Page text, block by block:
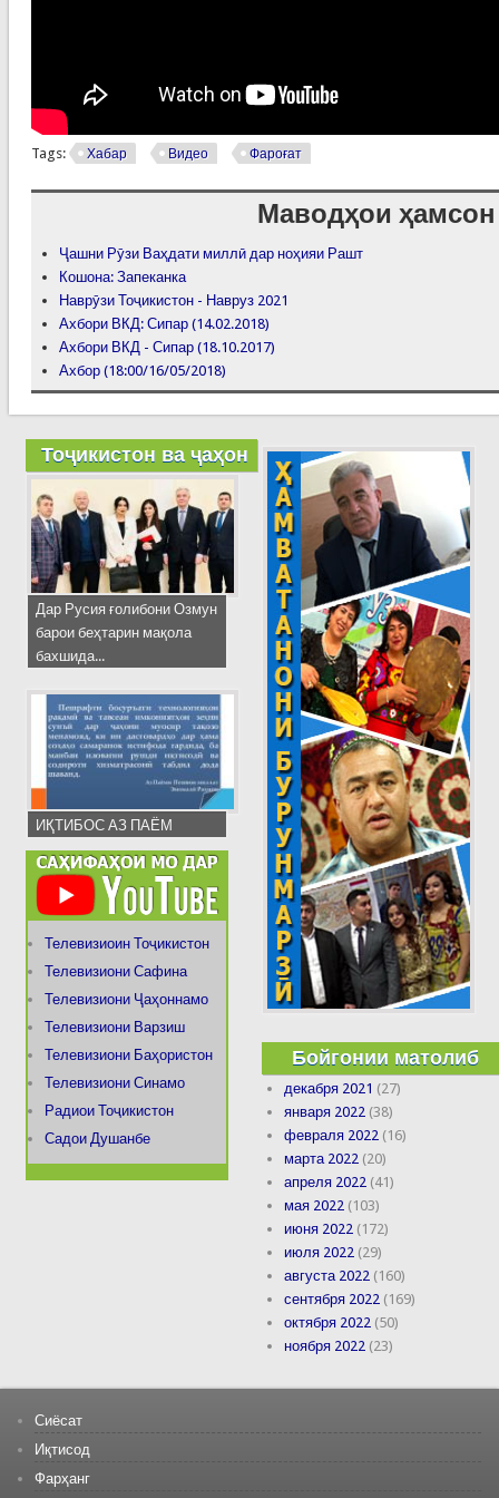
Tags: Хабар Видео Фароғат
Маводҳои ҳамсон
Ҷашни Рӯзи Ваҳдати миллӣ дар ноҳияи Рашт
Кошона: Запеканка
Наврӯзи Тоҷикистон - Навруз 2021
Ахбори ВКД: Сипар (14.02.2018)
Ахбори ВКД - Сипар (18.10.2017)
Ахбор (18:00/16/05/2018)
Тоҷикистон ва ҷаҳон
Дар Русия ғолибони Озмун
барои беҳтарин мақола
бахшида...
ИҚТИБОС АЗ ПАЁМ
Телевизиоин Тоҷикистон
Телевизиони Сафина
Телевизиони Ҷаҳоннамо
Телевизиони Варзиш
Телевизиони Баҳористон
Телевизиони Синамо
Радиои Тоҷикистон
Садои Душанбе
Бойгонии матолиб
декабря 2021 (27)
января 2022 (38)
февраля 2022 (16)
марта 2022 (20)
апреля 2022 (41)
мая 2022 (103)
июня 2022 (172)
июля 2022 (29)
августа 2022 (160)
сентября 2022 (169)
октября 2022 (50)
ноября 2022 (23)
Сиёсат
Иқтисод
Фарҳанг